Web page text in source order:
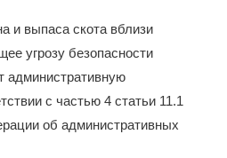
и выпаса скота вблизи
угрозу безопасности
административную
с частью 4 статьи 11.1
об административных